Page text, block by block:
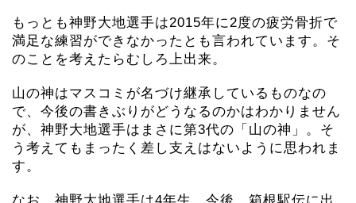
もっとも神野大地選手は2015年に2度の疲労骨折で
満足な練習ができなかったとも言われています。そ
のことを考えたらむしろ上出来。
山の神はマスコミが名づけ継承しているものなの
で、今後の書きぶりがどうなるのかはわかりません
が、神野大地選手はまさに第3代の「山の神」。そ
う考えてもまったく差し支えはないように思われま
す。